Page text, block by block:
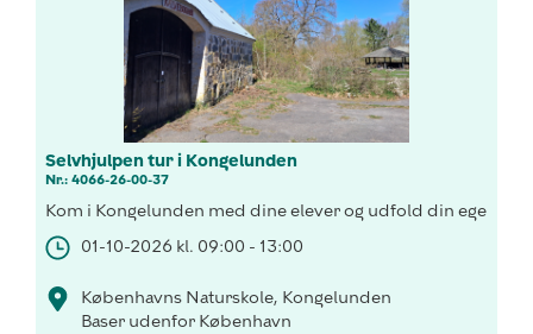
Selvhjulpen tur i Kongelunden
Nr.: 4066-26-00-37
Kom i Kongelunden med dine elever og udfold din egen
01-10-2026 kl. 09:00 - 13:00
Københavns Naturskole, Kongelunden
Baser udenfor København